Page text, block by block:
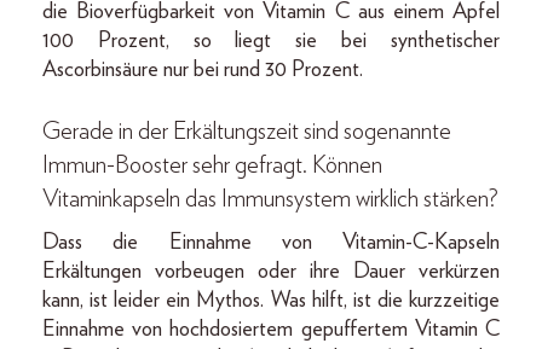
die Bioverfügbarkeit von Vitamin C aus einem Apfel
100 Prozent, so liegt sie bei synthetischer
Ascorbinsäure nur bei rund 30 Prozent.
Gerade in der Erkältungszeit sind sogenannte
Immun-Booster sehr gefragt. Können
Vitaminkapseln das Immunsystem wirklich stärken?
Dass die Einnahme von Vitamin-C-Kapseln
Erkältungen vorbeugen oder ihre Dauer verkürzen
kann, ist leider ein Mythos. Was hilft, ist die kurzzeitige
Einnahme von hochdosiertem gepuffertem Vitamin C